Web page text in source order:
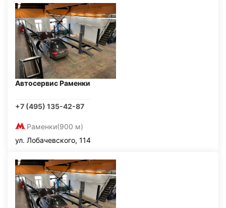
Автосервис Раменки
+7 (495) 135-42-87
Раменки(900 м)
ул. Лобачевского, 114